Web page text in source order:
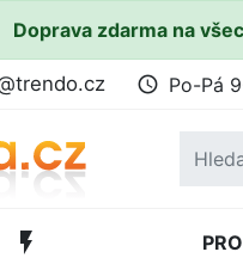
Doprava zdarma na
access_time Po-Pá
flash_on